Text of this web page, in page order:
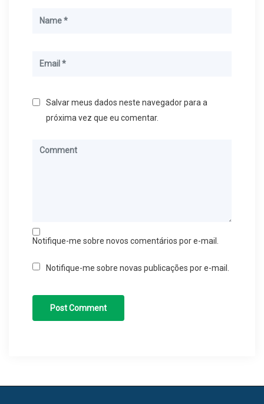
Salvar meus dados neste navegador para a
próxima vez que eu comentar.
Notifique-me sobre novos comentários por e-mail.
Notifique-me sobre novas publicações por e-mail.